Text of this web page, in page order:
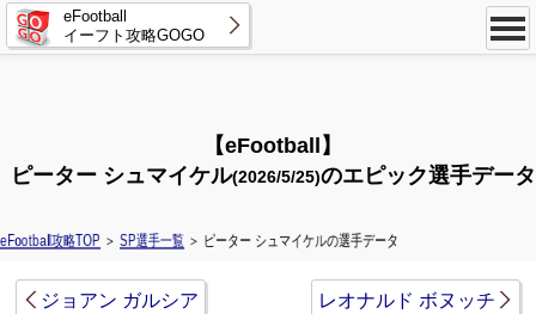
eFootball
イーフト攻略GOGO
【eFootball】
ピーター シュマイケル(2026/5/25)のエピック選手データ
eFootball攻略TOP ＞ SP選手一覧 ＞ ピーター シュマイケルの選手データ
ジョアン ガルシア レオナルド ボヌッチ